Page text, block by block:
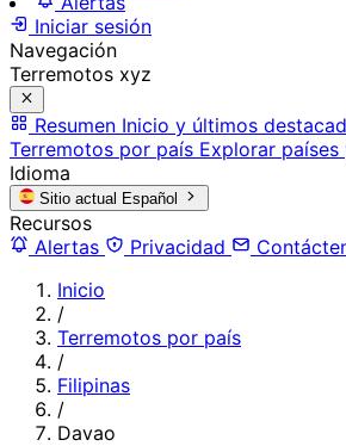
Iniciar sesión
Navegación
Terremotos xyz
Resumen Inicio y últimos
Terremotos por país Explorar
Idioma
Sitio actual Español
Recursos
Alertas
Privacidad
Inicio
/
Terremotos por país
/
Filipinas
/
Davao